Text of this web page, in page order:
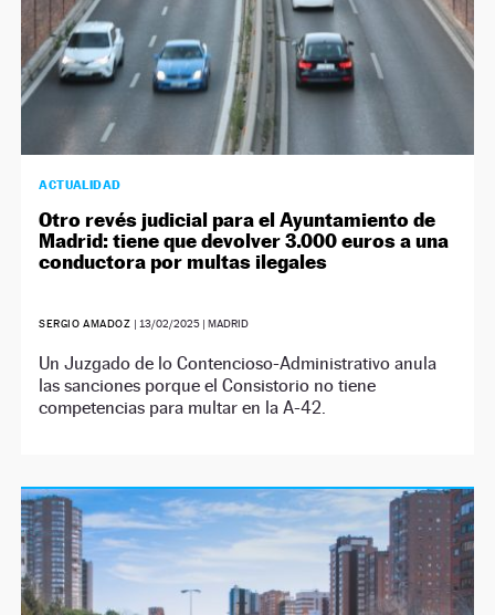
ACTUALIDAD
Otro revés judicial para el Ayuntamiento de
Madrid: tiene que devolver 3.000 euros a una
conductora por multas ilegales
SERGIO AMADOZ | 13/02/2025| MADRID
Un Juzgado de lo Contencioso-Administrativo anula
las sanciones porque el Consistorio no tiene
competencias para multar en la A-42.